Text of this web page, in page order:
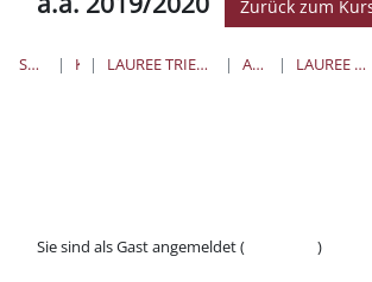
Zurück zum
STARTSEITE KURSE LAUREE TRIENNALI, MAGISTRALI, A CICLO UNICO ARCHITETTURA LAUREE MAGISTRALI A CICLO UNICO
Sie sind als Gast angemeldet (
)